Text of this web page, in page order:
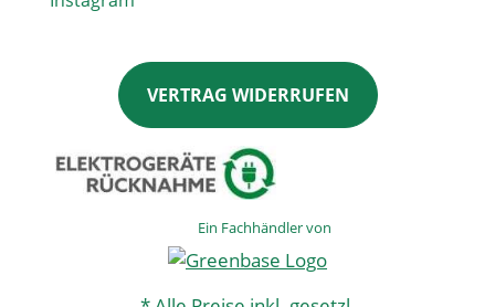
VERTRAG WIDERRUFEN
Ein Fachhändler von